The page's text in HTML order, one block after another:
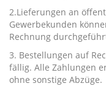
2.Lieferungen an
Gewerbekunden
Rechnung
3. Bestellungen auf
fällig. Alle Zahlungen
ohne sonstige Abzüge.